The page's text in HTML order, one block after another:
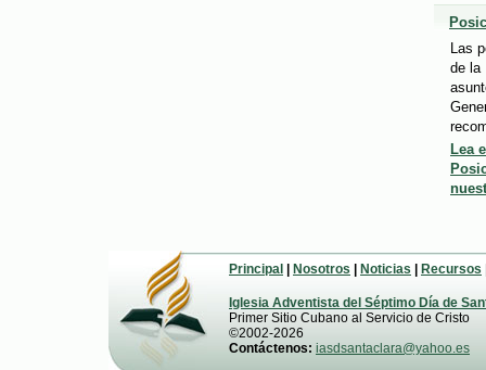
Las
de la
Lea
Principal Nosotros Noticias Recursos
Iglesia Adventista del Séptimo Día de
Primer Sitio Cubano al Servicio de Cristo
©2002-2026
Contáctenos: iasdsantaclara@yahoo.es